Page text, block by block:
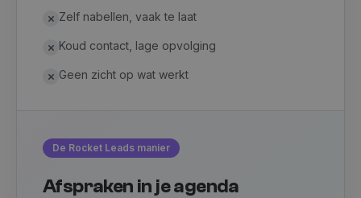
Zelf nabellen, vaak te laat
Koud contact, lage opvolging
Geen zicht op wat werkt
De Rocket Leads manier
Afspraken in je agenda